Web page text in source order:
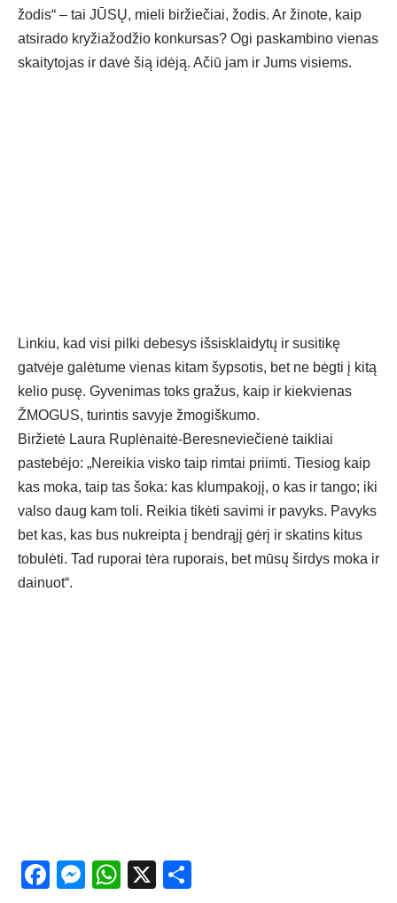
žodis“ – tai JŪSŲ, mieli biržiečiai, žodis. Ar žinote, kaip
atsirado kryžiažodžio konkursas? Ogi paskambino vienas
skaitytojas ir davė šią idėją. Ačiū jam ir Jums visiems.
Linkiu, kad visi pilki debesys išsisklaidytų ir susitikę
gatvėje galėtume vienas kitam šypsotis, bet ne bėgti į kitą
kelio pusę. Gyvenimas toks gražus, kaip ir kiekvienas
ŽMOGUS, turintis savyje žmogiškumo.
Biržietė Laura Ruplėnaitė-Beresneviečienė taikliai
pastebėjo: „Nereikia visko taip rimtai priimti. Tiesiog kaip
kas moka, taip tas šoka: kas klumpakojį, o kas ir tango; iki
valso daug kam toli. Reikia tikėti savimi ir pavyks. Pavyks
bet kas, kas bus nukreipta į bendrąjį gėrį ir skatins kitus
tobulėti. Tad ruporai tėra ruporais, bet mūsų širdys moka ir
dainuot“.
Facebook
Messenger
WhatsApp
X